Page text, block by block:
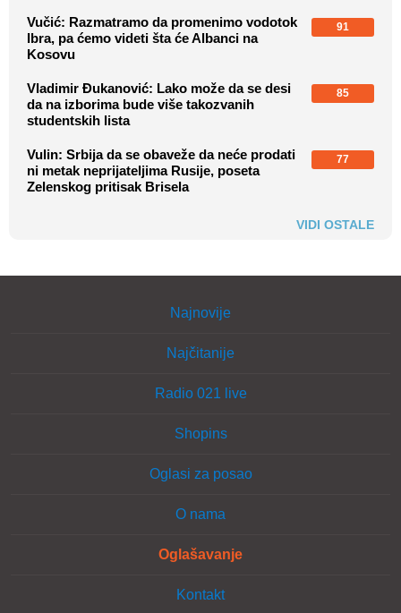
Vučić: Razmatramo da promenimo vodotok
Ibra, pa ćemo videti šta će Albanci na
Kosovu
91
Vladimir Đukanović: Lako može da se desi
da na izborima bude više takozvanih
studentskih lista
85
Vulin: Srbija da se obaveže da neće prodati
ni metak neprijateljima Rusije, poseta
Zelenskog pritisak Brisela
77
VIDI OSTALE
Najnovije
Najčitanije
Radio 021 live
Shopins
Oglasi za posao
O nama
Oglašavanje
Kontakt